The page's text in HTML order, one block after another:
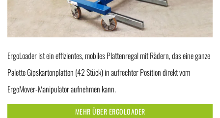
ErgoLoader ist ein effizientes, mobiles Plattenregal mit Rädern, das eine ganze
Palette Gipskartonplatten (42 Stück) in aufrechter Position direkt vom
ErgoMover-Manipulator aufnehmen kann.
MEHR ÜBER ERGOLOADER